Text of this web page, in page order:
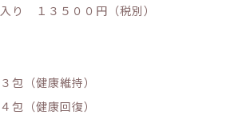
り １３５００円（税別）
康維持）
康回復）